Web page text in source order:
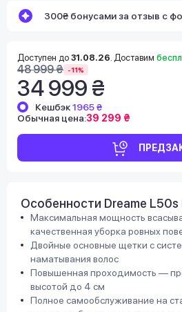
300₴ бонусами за отзыв с
Доступен до 31.08.26 . Доставим
48 999 ₴ -11%
34 999 ₴
Кешбэк1965 ₴
Обычная цена:39 299 ₴
Особенности Dreame L50s
Максимальная мощность
качественная уборка ровных
Двойные основные щетки с
наматывания волос
Повышенная проходимость —
высотой до 4 см
Полное самообслуживание на